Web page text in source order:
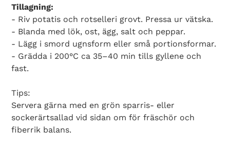
Tillagning:
- Riv potatis och rotselleri grovt. Pressa ur vätska.
- Blanda med lök, ost, ägg, salt och peppar.
- Lägg i smord ugnsform eller små portionsformar.
- Grädda i 200°C ca 35–40 min tills gyllene och
fast.
Tips:
Servera gärna med en grön sparris- eller
sockerärtsallad vid sidan om för fräschör och
fiberrik balans.